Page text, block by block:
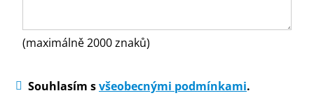
(maximálně 2000 znaků)
Souhlasím svšeobecnými podmínkami.